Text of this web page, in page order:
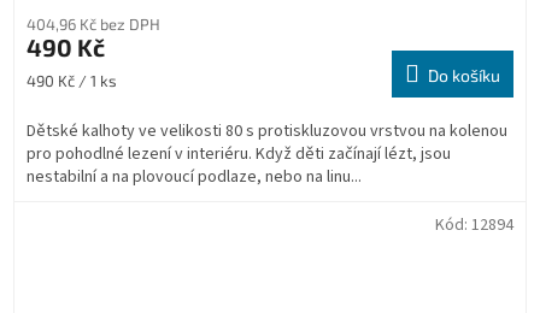
404,96 Kč bez DPH
490 Kč
Měrná
490 Kč / 1 ks Do košíku
Dětské kalhoty ve velikosti 80 s protiskluzovou vrstvou na kolenou
pro pohodlné lezení v interiéru. Když děti začínají lézt, jsou
nestabilní a na plovoucí podlaze, nebo na linu...
Kód: 12894